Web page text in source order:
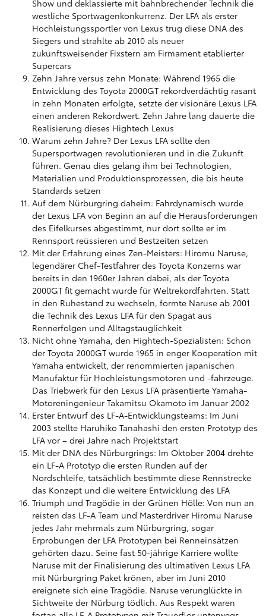
Show und deklassierte mit bahnbrechender Technik die
westliche Sportwagenkonkurrenz. Der LFA als erster
Hochleistungssportler von Lexus trug diese DNA des
Siegers und strahlte ab 2010 als neuer
zukunftsweisender Fixstern am Firmament etablierter
Supercars
Zehn Jahre versus zehn Monate: Während 1965 die
Entwicklung des Toyota 2000GT rekordverdächtig rasant
in zehn Monaten erfolgte, setzte der visionäre Lexus LFA
einen anderen Rekordwert. Zehn Jahre lang dauerte die
Realisierung dieses Hightech Lexus
Warum zehn Jahre? Der Lexus LFA sollte den
Supersportwagen revolutionieren und in die Zukunft
führen. Genau dies gelang ihm bei Technologien,
Materialien und Produktionsprozessen, die bis heute
Standards setzen
Auf dem Nürburgring daheim: Fahrdynamisch wurde
der Lexus LFA von Beginn an auf die Herausforderungen
des Eifelkurses abgestimmt, nur dort sollte er im
Rennsport reüssieren und Bestzeiten setzen
Mit der Erfahrung eines Zen-Meisters: Hiromu Naruse,
legendärer Chef-Testfahrer des Toyota Konzerns war
bereits in den 1960er Jahren dabei, als der Toyota
2000GT fit gemacht wurde für Weltrekordfahrten. Statt
in den Ruhestand zu wechseln, formte Naruse ab 2001
die Technik des Lexus LFA für den Spagat aus
Rennerfolgen und Alltagstauglichkeit
Nicht ohne Yamaha, den Hightech-Spezialisten: Schon
der Toyota 2000GT wurde 1965 in enger Kooperation mit
Yamaha entwickelt, der renommierten japanischen
Manufaktur für Hochleistungsmotoren und -fahrzeuge.
Das Triebwerk für den Lexus LFA präsentierte Yamaha-
Motoreningenieur Takamitsu Okamoto im Januar 2002
Erster Entwurf des LF-A-Entwicklungsteams: Im Juni
2003 stellte Haruhiko Tanahashi den ersten Prototyp des
LFA vor – drei Jahre nach Projektstart
Mit der DNA des Nürburgrings: Im Oktober 2004 drehte
ein LF-A Prototyp die ersten Runden auf der
Nordschleife, tatsächlich bestimmte diese Rennstrecke
das Konzept und die weitere Entwicklung des LFA
Triumph und Tragödie in der Grünen Hölle: Von nun an
reisten das LF-A Team und Masterdriver Hiromu Naruse
jedes Jahr mehrmals zum Nürburgring, sogar
Erprobungen der LFA Prototypen bei Renneinsätzen
gehörten dazu. Seine fast 50-jährige Karriere wollte
Naruse mit der Finalisierung des ultimativen Lexus LFA
mit Nürburgring Paket krönen, aber im Juni 2010
ereignete sich eine Tragödie. Naruse verunglückte in
Sichtweite der Nürburg tödlich. Aus Respekt waren